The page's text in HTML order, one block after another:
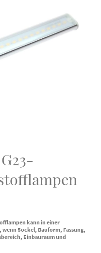
kann in einer
Sockel, Bauform, Fassung,
Einbauraum und